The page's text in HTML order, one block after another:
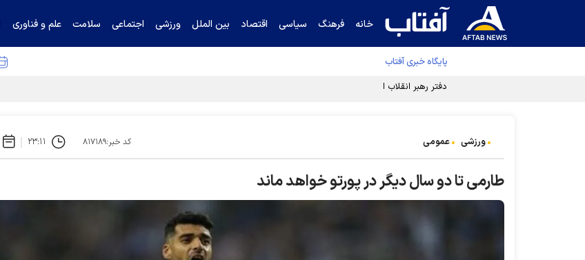
خانه فرهنگ سیاسی اقتصاد بین الملل ورزشی اجتماعی سلامت علم و فناوری
پایگاه خبری آفتاب
دفتر رهبر انقلاب ادعای خرازی درباره پزشکیان را تکذیب کرد
ورزشی عمومی کد خبر:۸۱۷۱۸۹ ۲۳:۱۱
طارمی تا دو سال دیگر در پورتو خواهد ماند